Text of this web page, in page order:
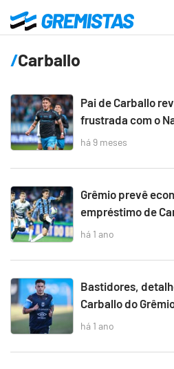
para
conteúdo
Gremistas
Carballo
Pai de Carballo
frustrada com o
há 9 meses
Grêmio prevê
empréstimo de
há 1 ano
Bastidores,
Carballo do
há 1 ano